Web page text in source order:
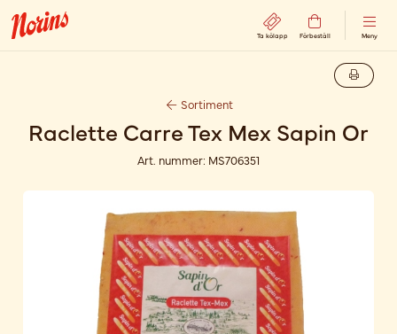
Ta kölapp Förbeställ Meny
Sortiment
Raclette Carre Tex Mex Sapin Or
Art. nummer: MS706351